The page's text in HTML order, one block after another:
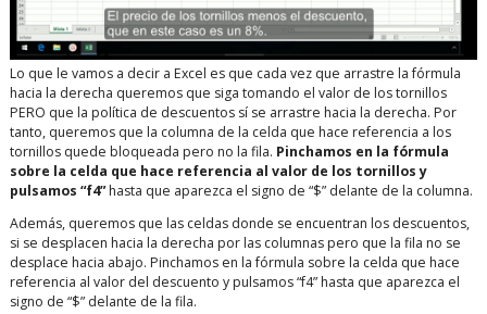
Lo que le vamos a decir a Excel es que cada vez que arrastre la fórmula
hacia la derecha queremos que siga tomando el valor de los tornillos
PERO que la política de descuentos sí se arrastre hacia la derecha. Por
tanto, queremos que la columna de la celda que hace referencia a los
tornillos quede bloqueada pero no la fila. Pinchamos en la fórmula
sobre la celda que hace referencia al valor de los tornillos y
pulsamos “f4”hasta que aparezca el signo de “$” delante de la columna.
Además, queremos que las celdas donde se encuentran los descuentos,
si se desplacen hacia la derecha por las columnas pero que la fila no se
desplace hacia abajo. Pinchamos en la fórmula sobre la celda que hace
referencia al valor del descuento y pulsamos “f4” hasta que aparezca el
signo de “$” delante de la fila.